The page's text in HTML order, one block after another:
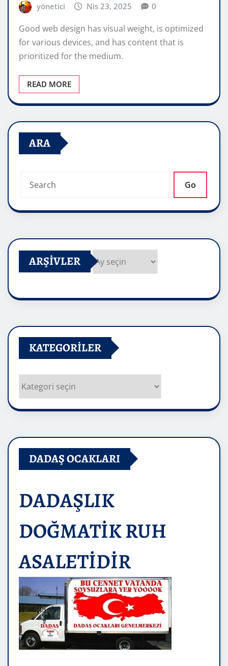
yönetici Nis 23, 2025 0
Good web design has visual weight, is optimized
for various devices, and has content that is
prioritized for the medium.
READ MORE
ARA
Go
ARŞIVLER
KATEGORILER
Kategoriler
DADAŞ OCAKLARI
DADAŞLIK
DOĞMATİK RUH
ASALETİDİR